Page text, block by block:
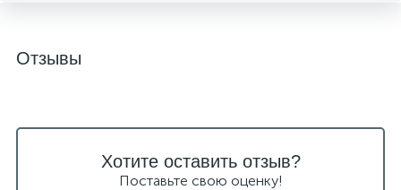
Отзывы
Хотите оставить отзыв?
Поставьте свою оценку!